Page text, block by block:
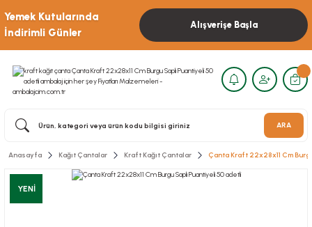
Yemek Kutularında
İndirimli Günler
Alışverişe Başla
ARA
Anasayfa Kağıt Çantalar Kraft Kağıt Çantalar Çanta Kraft 22x28x11 Cm
YENİ